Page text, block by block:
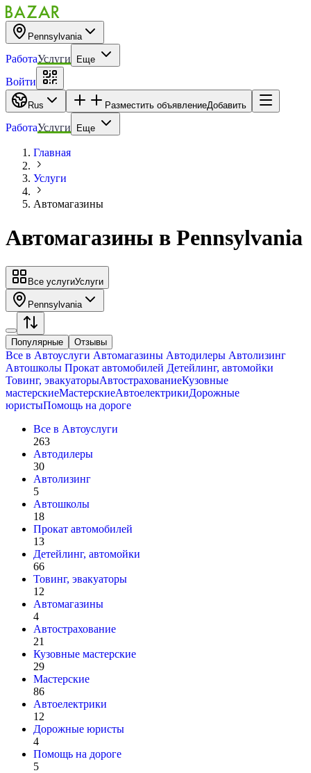
Pennsylvania
РаботаУслуги Еще
Войти
Rus Разместить объявлениеДобавить
РаботаУслуги Еще
Главная
Услуги
Автомагазины
Автомагазины в Pennsylvania
Все услугиУслуги
Pennsylvania
Популярные Отзывы
Все в Автоуслуги Автомагазины Автодилеры Автолизинг
Автошколы Прокат автомобилей Детейлинг, автомойки
Товинг, эвакуаторыАвтострахованиеКузовные
мастерскиеМастерскиеАвтоелектрикиДорожные
юристыПомощь на дороге
Все в Автоуслуги
263
Автодилеры
30
Автолизинг
5
Автошколы
18
Прокат автомобилей
13
Детейлинг, автомойки
66
Товинг, эвакуаторы
12
Автомагазины
4
Автострахование
21
Кузовные мастерские
29
Мастерские
86
Автоелектрики
12
Дорожные юристы
4
Помощь на дороге
5